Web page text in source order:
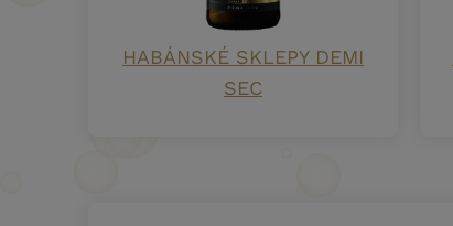
HABÁNSKÉ SKLEPY DEMI
SEC